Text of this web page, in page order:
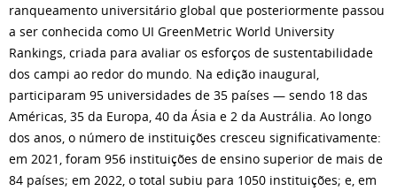
ranqueamento universitário global que posteriormente passou
a ser conhecida como UI GreenMetric World University
Rankings, criada para avaliar os esforços de sustentabilidade
dos campi ao redor do mundo. Na edição inaugural,
participaram 95 universidades de 35 países — sendo 18 das
Américas, 35 da Europa, 40 da Ásia e 2 da Austrália. Ao longo
dos anos, o número de instituições cresceu significativamente:
em 2021, foram 956 instituições de ensino superior de mais de
84 países; em 2022, o total subiu para 1050 instituições; e, em